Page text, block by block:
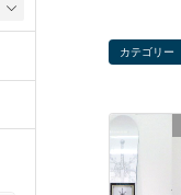
カテゴリー